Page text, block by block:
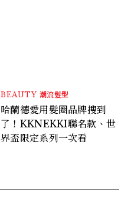
BEAUTY 潮流髮型
哈蘭德愛用髮圈品牌搜到
了！KKNEKKI聯名款、世
界盃限定系列一次看